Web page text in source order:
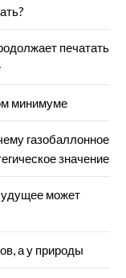
печатать
минимуме
газобаллонное
значение
может
а у природы